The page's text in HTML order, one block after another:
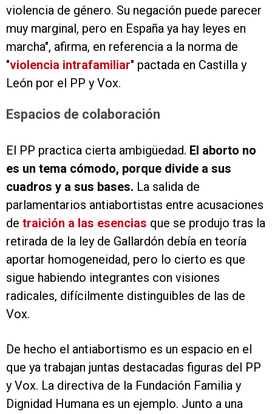
violencia de género. Su negación puede parecer
muy marginal, pero en España ya hay leyes en
marcha", afirma, en referencia a la norma de
"violencia intrafamiliar" pactada en Castilla y
León por el PP y Vox.
Espacios de colaboración
El PP practica cierta ambigüedad. El aborto no
es un tema cómodo, porque divide a sus
cuadros y a sus bases. La salida de
parlamentarios antiabortistas entre acusaciones
de traición a las esencias que se produjo tras la
retirada de la ley de Gallardón debía en teoría
aportar homogeneidad, pero lo cierto es que
sigue habiendo integrantes con visiones
radicales, difícilmente distinguibles de las de
Vox.
De hecho el antiabortismo es un espacio en el
que ya trabajan juntas destacadas figuras del PP
y Vox. La directiva de la Fundación Familia y
Dignidad Humana es un ejemplo. Junto a una